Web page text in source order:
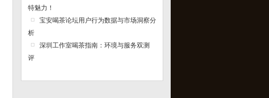
特魅力！
宝安喝茶论坛用户行为数据与市场洞察分
析
深圳工作室喝茶指南：环境与服务双测
评